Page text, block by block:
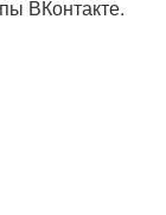
ВКонтакте.